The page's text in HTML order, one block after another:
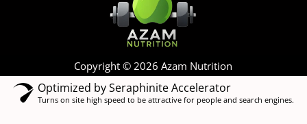
Copyright © 2026 Azam Nutrition
Optimized by Seraphinite Accelerator
Turns on site high speed to be attractive for people and search engines.